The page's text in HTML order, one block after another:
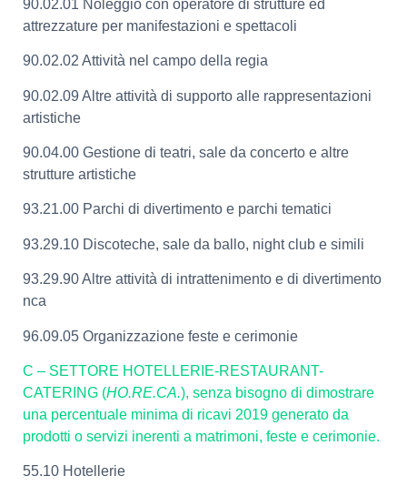
90.02.01 Noleggio con operatore di strutture ed
attrezzature per manifestazioni e spettacoli
90.02.02 Attività nel campo della regia
90.02.09 Altre attività di supporto alle rappresentazioni
artistiche
90.04.00 Gestione di teatri, sale da concerto e altre
strutture artistiche
93.21.00 Parchi di divertimento e parchi tematici
93.29.10 Discoteche, sale da ballo, night club e simili
93.29.90 Altre attività di intrattenimento e di divertimento
nca
96.09.05 Organizzazione feste e cerimonie
C – SETTORE HOTELLERIE-RESTAURANT-
CATERING (HO.RE.CA.), senza bisogno di dimostrare
una percentuale minima di ricavi 2019 generato da
prodotti o servizi inerenti a matrimoni, feste e cerimonie.
55.10 Hotellerie